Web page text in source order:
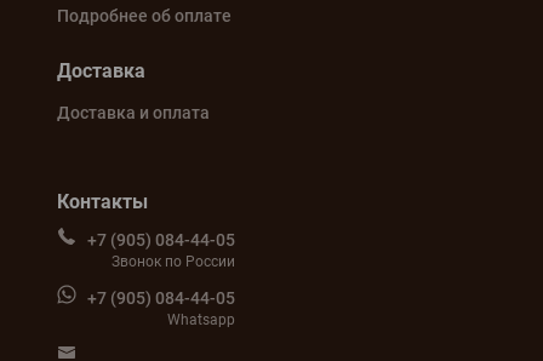
Контакты
+7 (905) 084-44-05
Звонок по России
+7 (905) 084-44-05
Whatsapp
Подробнее об оплате
Доставка
Доставка и оплата